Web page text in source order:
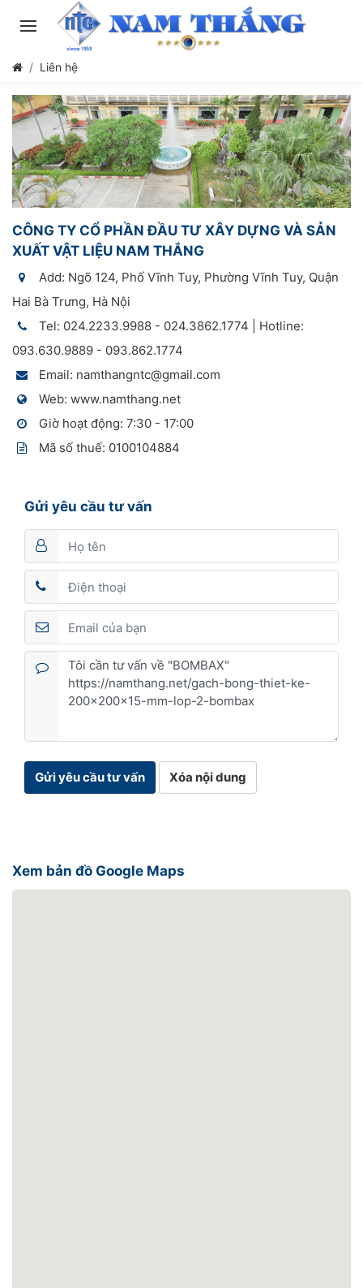
Liên hệ
CÔNG TY CỔ PHẦN ĐẦU TƯ XÂY DỰNG VÀ SẢN
XUẤT VẬT LIỆU NAM THẮNG
Add: Ngõ 124, Phố Vĩnh Tuy, Phường Vĩnh Tuy, Quận
Hai Bà Trưng, Hà Nội
Tel: 024.2233.9988 - 024.3862.1774 | Hotline:
093.630.9889 - 093.862.1774
Email: namthangntc@gmail.com
Web: www.namthang.net
Giờ hoạt động: 7:30 - 17:00
Mã số thuế: 0100104884
Gửi yêu cầu tư vấn
Gửi yêu cầu tư vấn Xóa nội dung
Xem bản đồ Google Maps